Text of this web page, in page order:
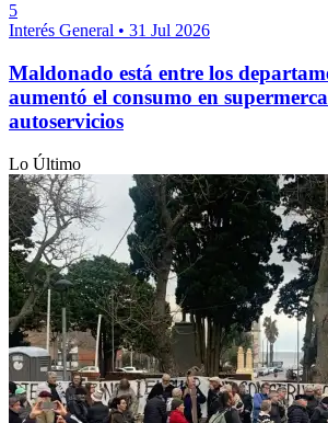
5
Interés General • 31 Jul 2026
Maldonado está entre los
aumentó el consumo en
autoservicios
Lo Último